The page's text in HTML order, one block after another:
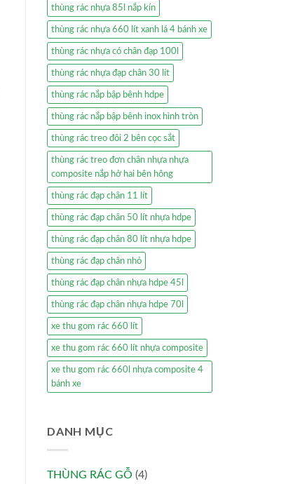
thùng rác nhựa 85l nắp kín
thùng rác nhựa 660 lít xanh lá 4 bánh xe
thùng rác nhựa có chân đạp 100l
thùng rác nhựa đạp chân 30 lít
thùng rác nắp bập bênh hdpe
thùng rác nắp bập bênh inox hình tròn
thùng rác treo đôi 2 bên cọc sắt
thùng rác treo đơn chân nhựa nhựa
composite nắp hở hai bên hông
thùng rác đạp chân 11 lít
thùng rác đạp chân 50 lít nhựa hdpe
thùng rác đạp chân 80 lít nhựa hdpe
thùng rác đạp chân nhỏ
thùng rác đạp chân nhựa hdpe 45l
thùng rác đạp chân nhựa hdpe 70l
xe thu gom rác 660 lít
xe thu gom rác 660 lít nhựa composite
xe thu gom rác 660l nhựa composite 4
bánh xe
DANH MỤC
THÙNG RÁC GỖ (4)